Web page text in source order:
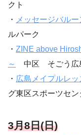
クト
・ メッセージバル
ルパーク
・ ZINE above
～
中区 そごう広
・ 広島メイプルレッ
グ東区スポーツセン
3月8日(日)